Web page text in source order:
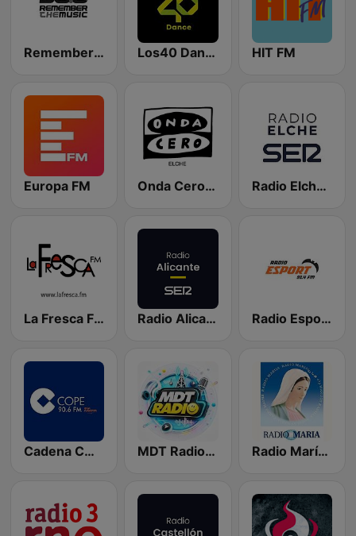
Remember the Music FM Los40 Dance HIT FM
Europa FM Onda Cero Elche Radio Elche SER
La Fresca FM Radio Alicante SER Radio Esport 91.4 FM
Cadena COPE Onda Naranja MDT Radio Valencia Radio María España